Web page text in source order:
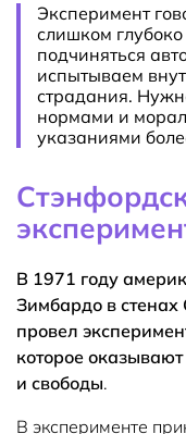
Эксперимент
слишком
подчиняться
испытываем
страдания.
нормами и
указаниями
В 1971 году
Зимбардо в стенах
провел
которое
и свободы.
В эксперименте